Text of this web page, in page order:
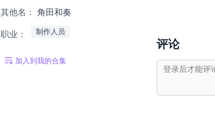
其他名： 角田和奏
职业：
制作人员
加入到我的合集
评论